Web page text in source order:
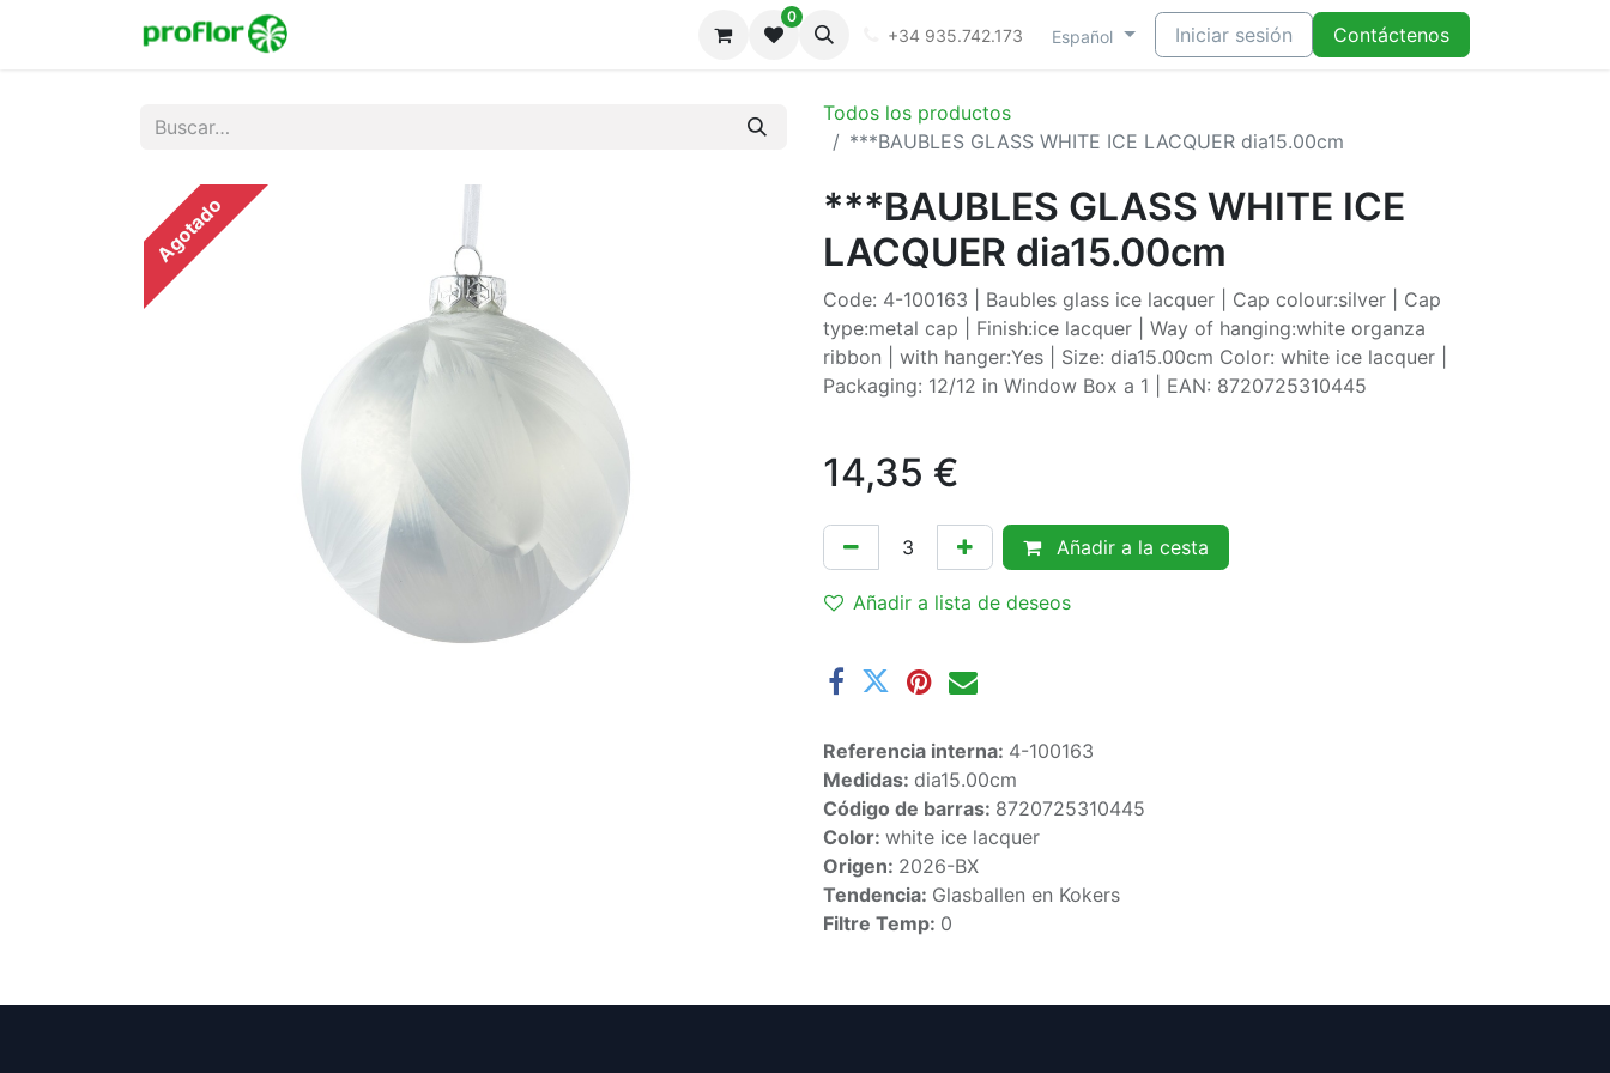
0
+34 935.742.173 Español Iniciar sesión Contáctenos
Todos los productos
***BAUBLES GLASS WHITE ICE LACQUER dia15.00cm
Agotado
***BAUBLES GLASS WHITE ICE
LACQUER dia15.00cm
Code: 4-100163 | Baubles glass ice lacquer | Cap colour:silver | Cap
type:metal cap | Finish:ice lacquer | Way of hanging:white organza
ribbon | with hanger:Yes | Size: dia15.00cm Color: white ice lacquer |
Packaging: 12/12 in Window Box a 1 | EAN: 8720725310445
14,35 €
Añadir a la cesta
Añadir a lista de deseos
Referencia interna: 4-100163
Medidas: dia15.00cm
Código de barras: 8720725310445
Color: white ice lacquer
Origen: 2026-BX
Tendencia: Glasballen en Kokers
Filtre Temp: 0